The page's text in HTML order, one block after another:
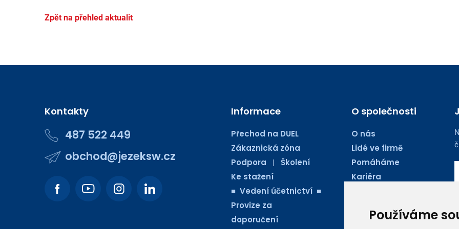
Používáme
Zpět na přehled aktualit
Kontakty
487 522 449
obchod@jezeksw.cz
Informace
Přechod na DUEL
Zákaznická zóna
Podpora
| Školení
Ke stažení
■ Vedení účetnictví ■
Provize za
doporučení
O společnosti
O nás
Lidé ve firmě
Pomáháme
Kariéra
AUDIO PODCASTY